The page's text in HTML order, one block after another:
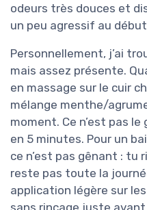
odeurs très douces et
un peu agressif au
Personnellement, j’ai
mais assez présente.
en massage sur le cuir
mélange menthe/
moment. Ce n’est pas le
en 5 minutes. Pour un
ce n’est pas gênant : tu
reste pas toute la
application légère sur
sans rinçage juste